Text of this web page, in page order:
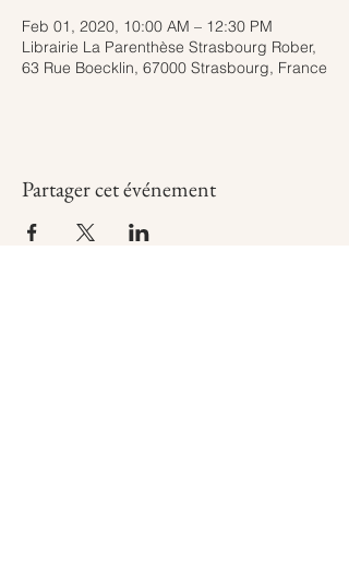
Feb 01, 2020, 10:00 AM – 12:30 PM
Librairie La Parenthèse Strasbourg Rober,
63 Rue Boecklin, 67000 Strasbourg, France
Partager cet événement